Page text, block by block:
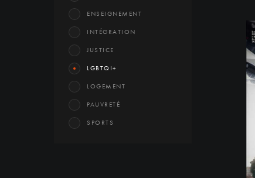
ENSEIGNEMENT
INTÉGRATION
JUSTICE
LGBTQI+
LOGEMENT
PAUVRETÉ
SPORTS